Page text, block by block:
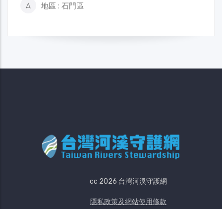
地區 : 石門區
cc 2026 台灣河溪守護網
隱私政策及網站使用條款